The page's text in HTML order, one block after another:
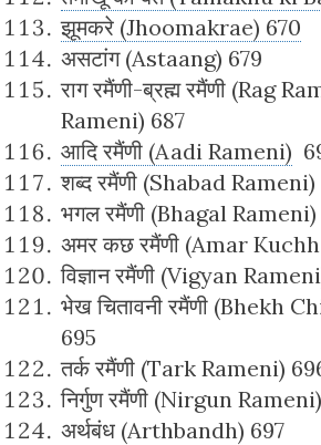
झूमकरे (Jhoomakrae) 670
असटांग (Astaang) 679
राग रमैंणी-ब्रह्म रमैंणी (Rag
Rameni) 687
आदि रमैंणी (Aadi Rameni)
शब्द रमैंणी (Shabad
भगल रमैंणी (Bhagal
अमर कछ रमैंणी (Amar
विज्ञान रमैंणी (Vigyan
भेख चितावनी रमैंणी (Bhekh
695
तर्क रमैंणी (Tark Rameni)
निर्गुण रमैंणी (Nirgun
अर्थबंध (Arthbandh) 697